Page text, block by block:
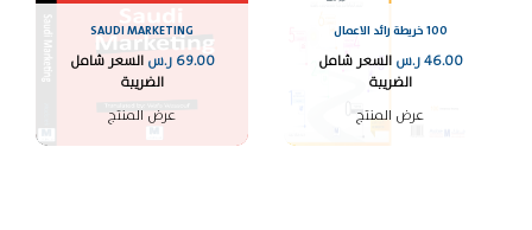
100 خريطة رائد الاعمال
46.00 ر.س السعر شامل
الضريبة
عرض المنتج
SAUDI MARKETING
69.00 ر.س السعر شامل
الضريبة
عرض المنتج